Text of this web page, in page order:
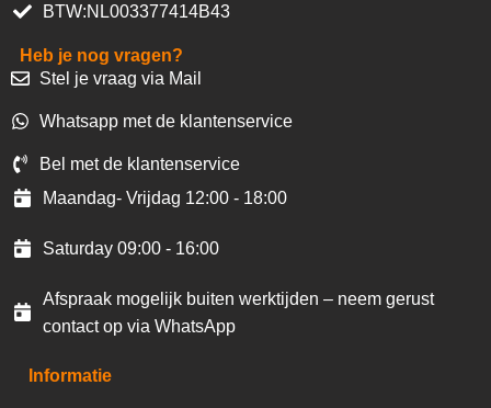
BTW:NL003377414B43
Heb je nog vragen?
Stel je vraag via Mail
Whatsapp met de klantenservice
Bel met de klantenservice
Maandag- Vrijdag 12:00 - 18:00
Saturday 09:00 - 16:00
Afspraak mogelijk buiten werktijden – neem gerust
contact op via WhatsApp
Informatie